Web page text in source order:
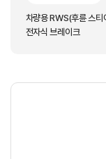
차량용 RWS(후륜 스
전자식 브레이크